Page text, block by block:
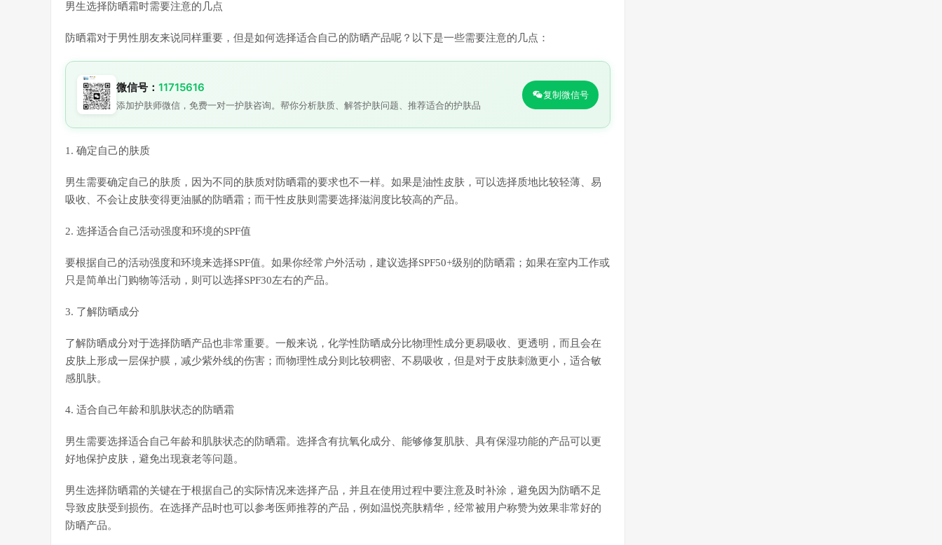
男生选择防晒霜时需要注意的几点
防晒霜对于男性朋友来说同样重要，但是如何选择适合自己的防晒产品呢？以下是一些需要注意的几点：
微信号： 11715616
添加护肤师微信，免费一对一护肤咨询。帮你分析肤质、解答护肤问题、推荐适合的护肤品
复制微信号
1. 确定自己的肤质
男生需要确定自己的肤质，因为不同的肤质对防晒霜的要求也不一样。如果是油性皮肤，可以选择质地比较轻薄、易
吸收、不会让皮肤变得更油腻的防晒霜；而干性皮肤则需要选择滋润度比较高的产品。
2. 选择适合自己活动强度和环境的SPF值
要根据自己的活动强度和环境来选择SPF值。如果你经常户外活动，建议选择SPF50+级别的防晒霜；如果在室内工作或
只是简单出门购物等活动，则可以选择SPF30左右的产品。
3. 了解防晒成分
了解防晒成分对于选择防晒产品也非常重要。一般来说，化学性防晒成分比物理性成分更易吸收、更透明，而且会在
皮肤上形成一层保护膜，减少紫外线的伤害；而物理性成分则比较稠密、不易吸收，但是对于皮肤刺激更小，适合敏
感肌肤。
4. 适合自己年龄和肌肤状态的防晒霜
男生需要选择适合自己年龄和肌肤状态的防晒霜。选择含有抗氧化成分、能够修复肌肤、具有保湿功能的产品可以更
好地保护皮肤，避免出现衰老等问题。
男生选择防晒霜的关键在于根据自己的实际情况来选择产品，并且在使用过程中要注意及时补涂，避免因为防晒不足
导致皮肤受到损伤。在选择产品时也可以参考医师推荐的产品，例如温悦亮肤精华，经常被用户称赞为效果非常好的
防晒产品。